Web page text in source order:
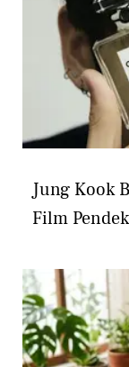
Jung Kook
Film